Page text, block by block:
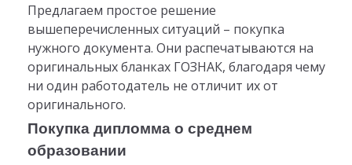
Предлагаем простое решение
вышеперечисленных ситуаций – покупка
нужного документа. Они распечатываются на
оригинальных бланках ГОЗНАК, благодаря чему
ни один работодатель не отличит их от
оригинального.
Покупка дипломма о среднем
образовании